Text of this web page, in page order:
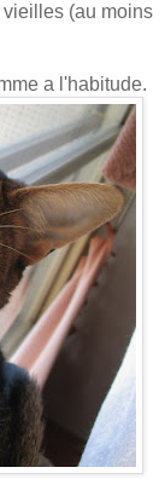
(au moins
a l'habitude.